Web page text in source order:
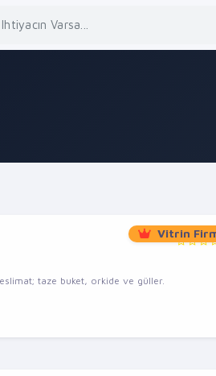
Vitrin
taze buket, orkide ve güller.